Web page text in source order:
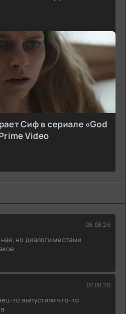
Сиф в сериале «God
Video
08.08.26
но диалоги местами
07.08.26
то выпустили что-то